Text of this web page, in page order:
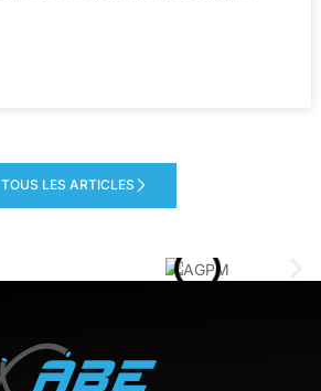
TOUS LES ARTICLES